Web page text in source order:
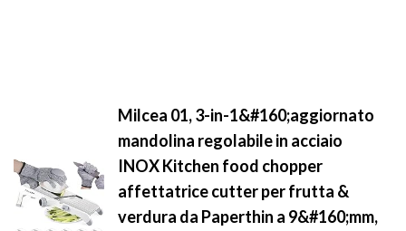
Milcea 01, 3-in-1&#160;aggiornato
mandolina regolabile in acciaio
INOX Kitchen food chopper
affettatrice cutter per frutta &
verdura da Paperthin a 9&#160;mm,